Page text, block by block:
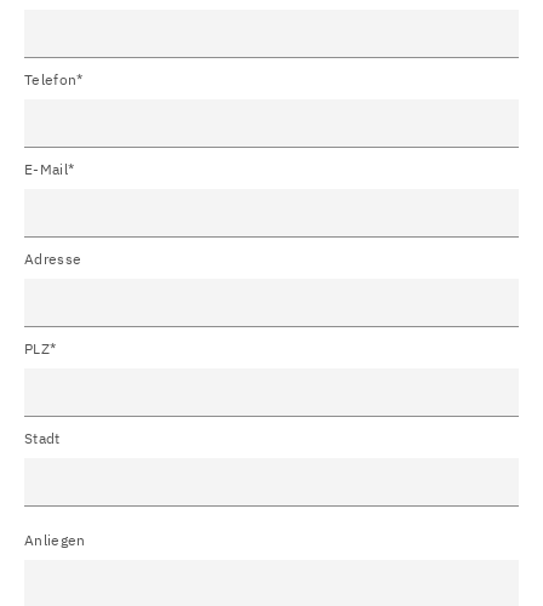
Telefon*
E-Mail*
Adresse
PLZ*
Stadt
Anliegen